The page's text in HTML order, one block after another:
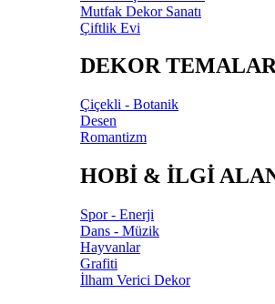
Mutfak Dekor Sanatı
Çiftlik Evi
DEKOR
Çiçekli - Botanik
Desen
Romantizm
HOBİ & İLGİ
Spor - Enerji
Dans - Müzik
Hayvanlar
Grafiti
İlham Verici Dekor